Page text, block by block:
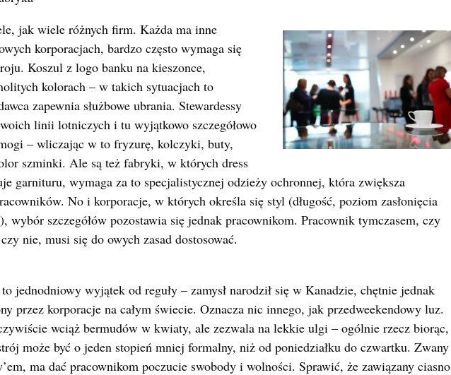
jak wiele różnych firm. Każda ma inne
korporacjach, bardzo często wymaga się
Koszul z logo banku na kieszonce,
kolorach – w takich sytuacjach to
zapewnia służbowe ubrania. Stewardessy
linii lotniczych i tu wyjątkowo szczegółowo
– wliczając w to fryzurę, kolczyki, buty,
szminki. Ale są też fabryki, w których dress
garnituru, wymaga za to specjalistycznej odzieży ochronnej, która zwiększa
No i korporacje, w których określa się styl (długość, poziom zasłonięcia
wybór szczegółów pozostawia się jednak pracownikom. Pracownik tymczasem, czy
nie, musi się do owych zasad dostosować.
jednodniowy wyjątek od reguły – zamysł narodził się w Kanadzie, chętnie jednak
przez korporacje na całym świecie. Oznacza nic innego, jak przedweekendowy luz.
wciąż bermudów w kwiaty, ale zezwala na lekkie ulgi – ogólnie rzecz biorąc,
może być o jeden stopień mniej formalny, niż od poniedziałku do czwartku. Zwany
ma dać pracownikom poczucie swobody i wolności. Sprawić, że zawiązany ciasno